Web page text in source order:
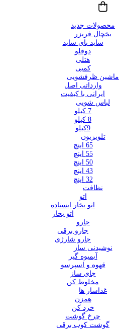
محصولات جدید
یخچال فریزر
ساید بای ساید
دوقلو
هتلی
کمبی
ماشین ظرفشویی
وارداتی اصل
ایرانی با کیفیت
لباس شویی
7 کیلو
8 کیلو
9کیلو
تلویزیون
65 اینچ
55 اینچ
50 اینچ
43 اینچ
32 اینچ
نظافت
اتو
اتو بخار ایستاده
اتو بخار
جارو
جارو برقی
جارو شارژی
نوشیدنی ساز
آبمیوه گیر
قهوه و اسپرسو
چای ساز
مخلوط کن
غذاساز ها
همزن
خرد کن
چرخ گوشت
گوشت کوب برقی